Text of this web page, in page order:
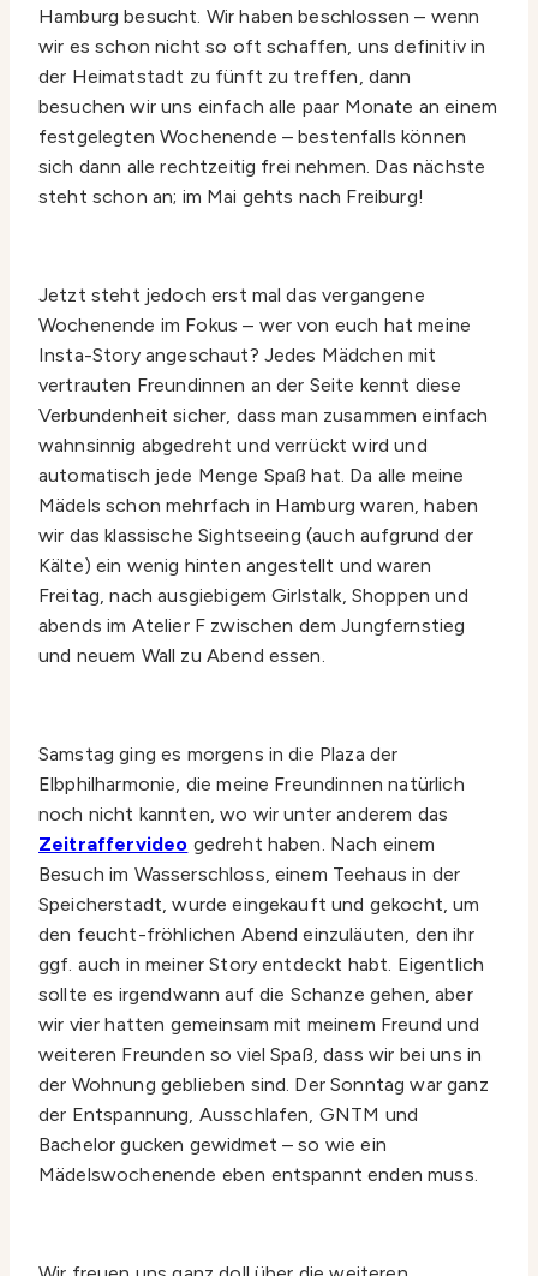
Hamburg besucht. Wir haben beschlossen – wenn
wir es schon nicht so oft schaffen, uns definitiv in
der Heimatstadt zu fünft zu treffen, dann
besuchen wir uns einfach alle paar Monate an einem
festgelegten Wochenende – bestenfalls können
sich dann alle rechtzeitig frei nehmen. Das nächste
steht schon an; im Mai gehts nach Freiburg!
Jetzt steht jedoch erst mal das vergangene
Wochenende im Fokus – wer von euch hat meine
Insta-Story angeschaut? Jedes Mädchen mit
vertrauten Freundinnen an der Seite kennt diese
Verbundenheit sicher, dass man zusammen einfach
wahnsinnig abgedreht und verrückt wird und
automatisch jede Menge Spaß hat. Da alle meine
Mädels schon mehrfach in Hamburg waren, haben
wir das klassische Sightseeing (auch aufgrund der
Kälte) ein wenig hinten angestellt und waren
Freitag, nach ausgiebigem Girlstalk, Shoppen und
abends im Atelier F zwischen dem Jungfernstieg
und neuem Wall zu Abend essen.
Samstag ging es morgens in die Plaza der
Elbphilharmonie, die meine Freundinnen natürlich
noch nicht kannten, wo wir unter anderem das
Zeitraffervideo gedreht haben. Nach einem
Besuch im Wasserschloss, einem Teehaus in der
Speicherstadt, wurde eingekauft und gekocht, um
den feucht-fröhlichen Abend einzuläuten, den ihr
ggf. auch in meiner Story entdeckt habt. Eigentlich
sollte es irgendwann auf die Schanze gehen, aber
wir vier hatten gemeinsam mit meinem Freund und
weiteren Freunden so viel Spaß, dass wir bei uns in
der Wohnung geblieben sind. Der Sonntag war ganz
der Entspannung, Ausschlafen, GNTM und
Bachelor gucken gewidmet – so wie ein
Mädelswochenende eben entspannt enden muss.